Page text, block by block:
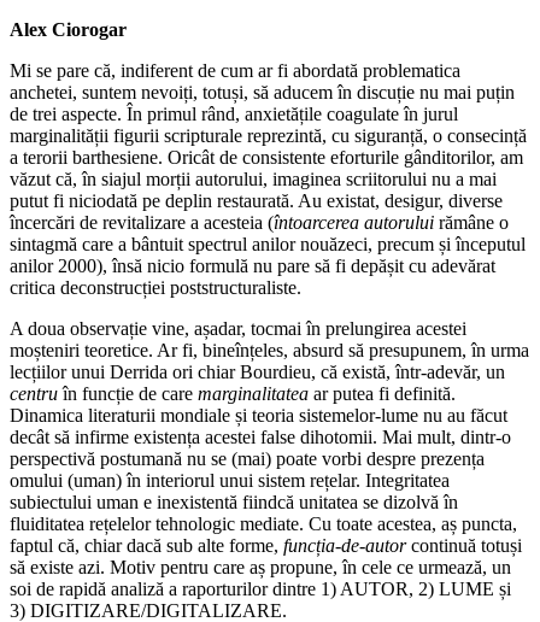
Alex Ciorogar
Mi se pare că, indiferent de cum ar fi abordată problematica
anchetei, suntem nevoiți, totuși, să aducem în discuție nu mai puțin
de trei aspecte. În primul rând, anxietățile coagulate în jurul
marginalității figurii scripturale reprezintă, cu siguranță, o consecință
a terorii barthesiene. Oricât de consistente eforturile gânditorilor, am
văzut că, în siajul morții autorului, imaginea scriitorului nu a mai
putut fi niciodată pe deplin restaurată. Au existat, desigur, diverse
încercări de revitalizare a acesteia (întoarcerea autorului rămâne o
sintagmă care a bântuit spectrul anilor nouăzeci, precum și începutul
anilor 2000), însă nicio formulă nu pare să fi depășit cu adevărat
critica deconstrucției poststructuraliste.
A doua observație vine, așadar, tocmai în prelungirea acestei
moșteniri teoretice. Ar fi, bineînțeles, absurd să presupunem, în urma
lecțiilor unui Derrida ori chiar Bourdieu, că există, într-adevăr, un
centruîn funcție de care marginalitatea ar putea fi definită.
Dinamica literaturii mondiale și teoria sistemelor-lume nu au făcut
decât să infirme existența acestei false dihotomii. Mai mult, dintr-o
perspectivă postumană nu se (mai) poate vorbi despre prezența
omului (uman) în interiorul unui sistem rețelar. Integritatea
subiectului uman e inexistentă fiindcă unitatea se dizolvă în
fluiditatea rețelelor tehnologic mediate. Cu toate acestea, aș puncta,
faptul că, chiar dacă sub alte forme, funcția-de-autorcontinuă totuși
să existe azi. Motiv pentru care aș propune, în cele ce urmează, un
soi de rapidă analiză a raporturilor dintre 1) AUTOR, 2) LUME și
3) DIGITIZARE/DIGITALIZARE.